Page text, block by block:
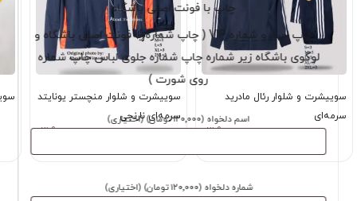
چاپ با فونت اصلی باشگاه
چاپ اسم و شماره VIP ( چاپ شماره با فونت اصلی باشگاه و
لوگوی باشگاه زیر شماره چاپ شماره جلوی لباس چاپ شماره
روی شورت )
اسم دلخواه (۱۲۰٬۰۰۰ تومان) (اختیاری)
شماره دلخواه (۱۲۰٬۰۰۰ تومان) (اختیاری)
سوییشرت و شلوار رئال مادرید
سرمه‌ای
3,900,000
است.
سوییشرت و شلوار منچستر یونایتد
سرمه‌ای نارنجی
3,900,000
بود.